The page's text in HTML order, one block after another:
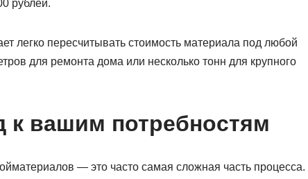
рублей.
легко пересчитывать стоимость материала под любой
для ремонта дома или несколько тонн для крупного
к вашим потребностям
— это часто самая сложная часть процесса.